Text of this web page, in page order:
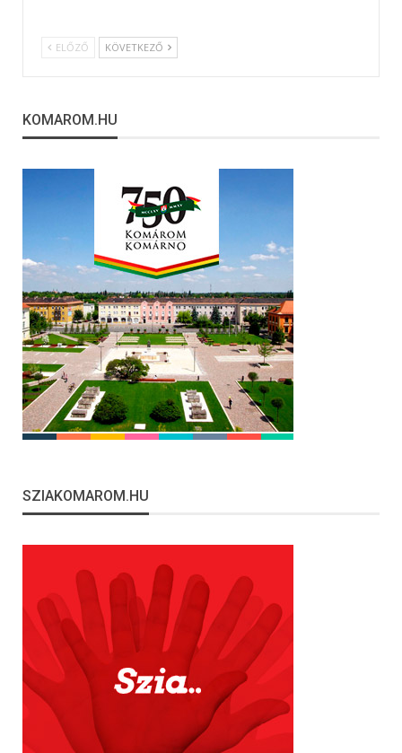
ELŐZŐ KÖVETKEZŐ
KOMAROM.HU
SZIAKOMAROM.HU